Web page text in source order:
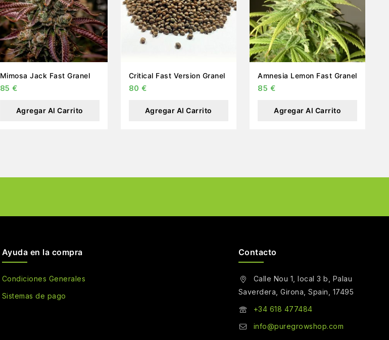
Mimosa Jack Fast Granel
85 €
Agregar Al Carrito
Critical Fast Version Granel
80 €
Agregar Al Carrito
Amnesia Lemon Fast Granel
85 €
Agregar Al Carrito
Ayuda en la compra
Condiciones Generales
Sistemas de pago
Contacto
Calle Nou 1, local 3 b, Palau
Saverdera, Girona, Spain, 17495
+34 618 477484
info@puregrowshop.com